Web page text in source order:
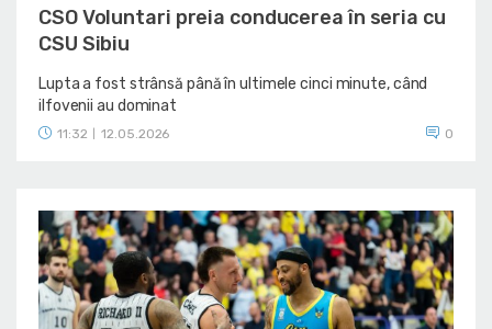
CSO Voluntari preia conducerea în seria cu
CSU Sibiu
Lupta a fost strânsă până în ultimele cinci minute, când
ilfovenii au dominat
11:32 12.05.2026 0